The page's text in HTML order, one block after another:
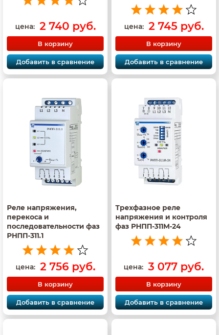
цена: 2 740 руб.
В корзину
Добавить в сравнение
цена: 2 745 руб.
В корзину
Добавить в сравнение
Реле напряжения,
перекоса и
последовательности фаз
РНПП-311.1
цена: 2 756 руб.
В корзину
Добавить в сравнение
Трехфазное реле
напряжения и контроля
фаз РНПП-311М-24
цена: 3 077 руб.
В корзину
Добавить в сравнение